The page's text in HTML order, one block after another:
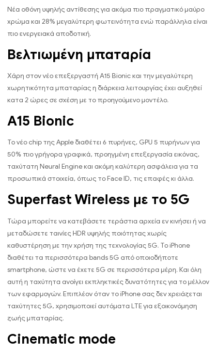
Νέα οθόνη υψηλής αντίθεσης για ακόμα πιο πραγματικό μαύρο
χρώμα και 28% μεγαλύτερη φωτεινότητα ενώ παράλληλα είναι
πιο ενεργειακά αποδοτική.
Βελτιωμένη μπαταρία
Χάρη στον νέο επεξεργαστή Α15 Bionic και την μεγαλύτερη
χωρητικότητα μπαταρίας η διάρκεια λειτουργίας έχει αυξηθεί
κατα 2 ώρες σε σχέση με το προηγούμενο μοντέλο.
A15 Bionic
Το νέο chip της Apple διαθέτει 6 πυρήνες, GPU 5 πυρήνων για
50% πιο γρήγορα γραφικά, προηγμένη επεξεργασία εικόνας,
ταχύτατη Neural Engine και ακόμη καλύτερη ασφάλεια για τα
προσωπικά στοιχεία, όπως το Face ID, τις επαφές κι άλλα.
Superfast Wireless με το 5G
Τώρα μπορείτε να κατεβάσετε τεράστια αρχεία εν κινήσει ή να
μεταδώσετε ταινίες HDR υψηλής ποιότητας χωρίς
καθυστέρηση με την χρήση της τεχνολογίας 5G. Το iPhone
διαθέτει τα περισσότερα bands 5G από οποιοδήποτε
smartphone, ώστε να έχετε 5G σε περισσότερα μέρη. Και όλη
αυτή η ταχύτητα ανοίγει εκπληκτικές δυνατότητες για το μέλλον
των εφαρμογών. Επιπλέον όταν το iPhone σας δεν χρειάζεται
ταχύτητες 5G, χρησιμοποιεί αυτόματα LTE για εξοικονόμηση
ζωής μπαταρίας.
Cinematic mode